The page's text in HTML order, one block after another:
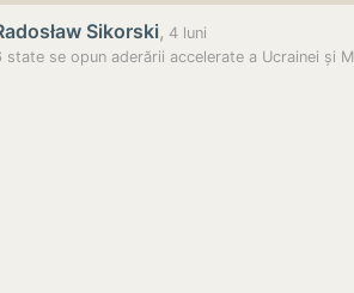
Sikorski, 4 luni
state se opun aderării accelerate a Ucrainei și